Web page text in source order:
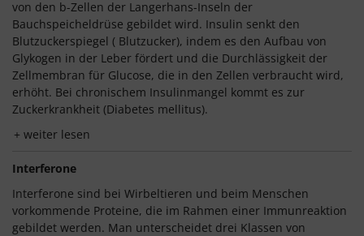
von den b-Zellen der Langerhans-Inseln der
Bauchspeicheldrüse gebildet wird. Insulin senkt den
Blutzuckerspiegel ( Blutzucker), indem es den Aufbau von
Glykogen in der Leber fördert und die Durchlässigkeit der
Zellmembran für Glucose, die in den Zellen verbraucht wird,
erhöht. Bei chronischem Insulinmangel kommt es zur
Zuckerkrankheit (Diabetes mellitus).
weiter lesen
Interferone
Interferone sind bei Wirbeltieren und beim Menschen
vorkommende Proteine, die im Rahmen einer Immunreaktion
gebildet werden. Man unterscheidet drei Klassen von